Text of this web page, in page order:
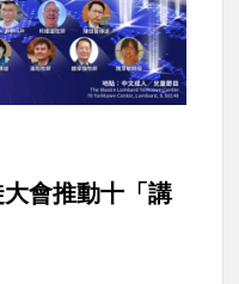
會推動十「講